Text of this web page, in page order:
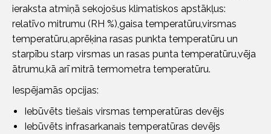
ieraksta atmiņā sekojošus klimatiskos apstākļus:
relatīvo mitrumu (RH %),gaisa temperatūru,virsmas
temperatūru,aprēķina rasas punkta temperatūru un
starpību starp virsmas un rasas punta temperatūru,vēja
ātrumu,kā arī mitrā termometra temperatūru.
Iespējamās opcijas:
Iebūvēts tiešais virsmas temperatūras devējs
Iebūvēts infrasarkanais temperatūras devējs